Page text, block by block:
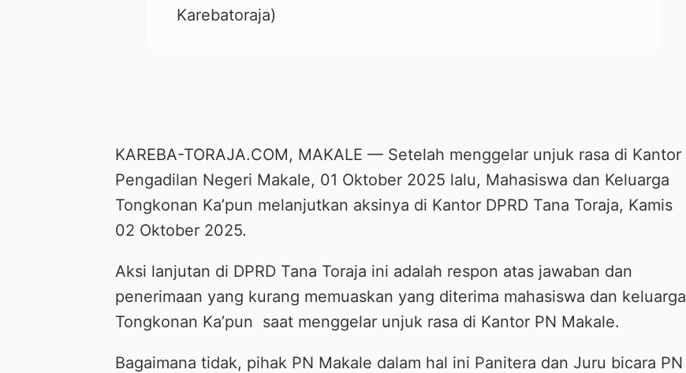
Karebatoraja)
KAREBA-TORAJA.COM, MAKALE — Setelah menggelar unjuk rasa di Kantor
Pengadilan Negeri Makale, 01 Oktober 2025 lalu, Mahasiswa dan Keluarga
Tongkonan Ka’pun melanjutkan aksinya di Kantor DPRD Tana Toraja, Kamis
02 Oktober 2025.
Aksi lanjutan di DPRD Tana Toraja ini adalah respon atas jawaban dan
penerimaan yang kurang memuaskan yang diterima mahasiswa dan keluarga
Tongkonan Ka’pun saat menggelar unjuk rasa di Kantor PN Makale.
Bagaimana tidak, pihak PN Makale dalam hal ini Panitera dan Juru bicara PN